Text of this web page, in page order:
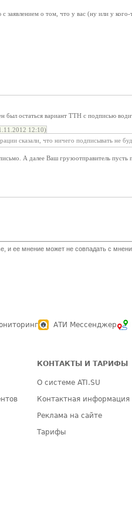
заявлением о том, что у вас (ну или у
был остаться вариант ТТН с подписью
12:10)
сказали, что ничего подписывать не
А далее Ваш грузоотправитель пусть
и ее мнение может не совпадать с
АТИ Мессенджер
КОНТАКТЫ И ТАРИФЫ
О системе ATI.SU
Контактная информация
Реклама на сайте
Тарифы